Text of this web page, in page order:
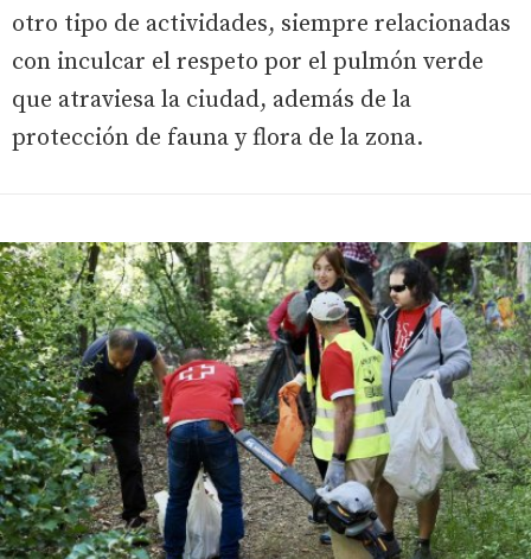
otro tipo de actividades, siempre relacionadas
con inculcar el respeto por el pulmón verde
que atraviesa la ciudad, además de la
protección de fauna y flora de la zona.